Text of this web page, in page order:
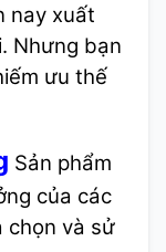
nay xuất
Nhưng bạn
ưu thế
Sản phẩm
của các
chọn và sử